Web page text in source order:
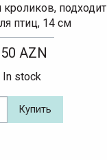
подходит
птиц, 14 см
AZN
In stock
Купить